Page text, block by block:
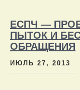
ЕСПЧ —
ПЫТОК И
ОБРАЩЕНИЯ
ИЮЛЬ 27, 2013